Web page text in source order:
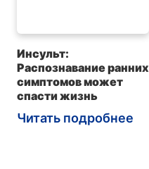
Инсульт:
Распознавание ранних
симптомов может
спасти жизнь
Читать подробнее